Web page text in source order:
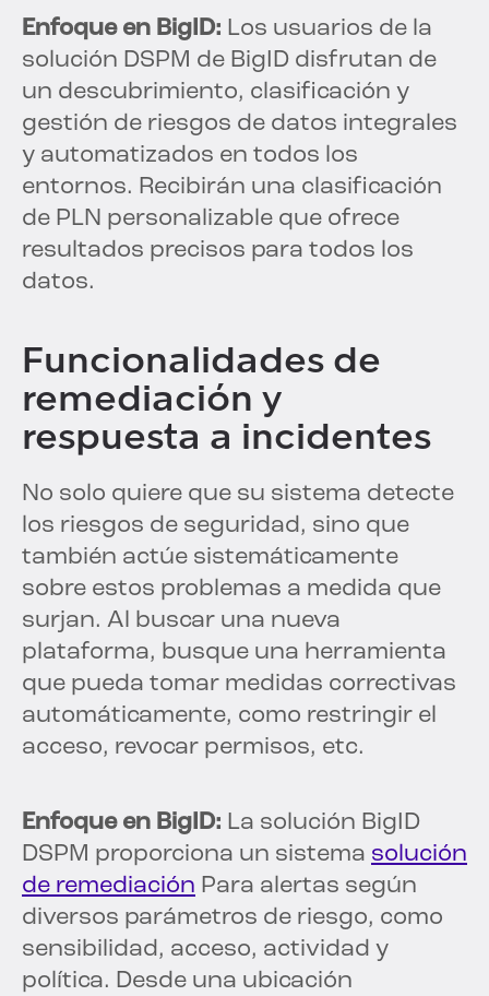
Enfoque en BigID: Los usuarios de la
solución DSPM de BigID disfrutan de
un descubrimiento, clasificación y
gestión de riesgos de datos integrales
y automatizados en todos los
entornos. Recibirán una clasificación
de PLN personalizable que ofrece
resultados precisos para todos los
datos.
Funcionalidades de
remediación y
respuesta a incidentes
No solo quiere que su sistema detecte
los riesgos de seguridad, sino que
también actúe sistemáticamente
sobre estos problemas a medida que
surjan. Al buscar una nueva
plataforma, busque una herramienta
que pueda tomar medidas correctivas
automáticamente, como restringir el
acceso, revocar permisos, etc.
Enfoque en BigID: La solución BigID
DSPM proporciona un sistema solución
de remediación Para alertas según
diversos parámetros de riesgo, como
sensibilidad, acceso, actividad y
política. Desde una ubicación